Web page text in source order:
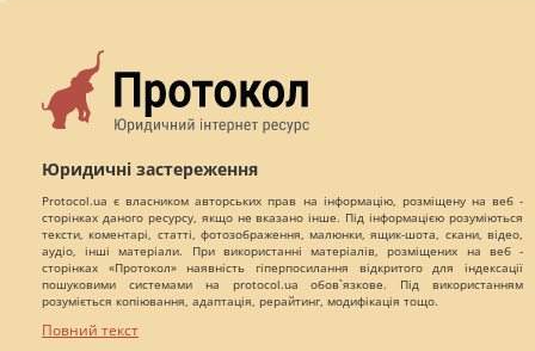
Юридичні застереження
Protocol.ua є власником авторських прав на інформацію, розміщену на веб -
сторінках даного ресурсу, якщо не вказано інше. Під інформацією розуміються
тексти, коментарі, статті, фотозображення, малюнки, ящик-шота, скани, відео,
аудіо, інші матеріали. При використанні матеріалів, розміщених на веб -
сторінках «Протокол» наявність гіперпосилання відкритого для індексації
пошуковими системами на protocol.ua обов`язкове. Під використанням
розуміється копіювання, адаптація, рерайтинг, модифікація тощо.
Повний текст